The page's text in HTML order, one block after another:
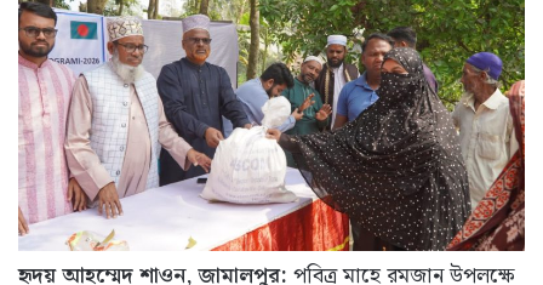
হৃদয় আহম্মেদ শাওন, জামালপুর: পবিত্র মাহে রমজান উপলক্ষে